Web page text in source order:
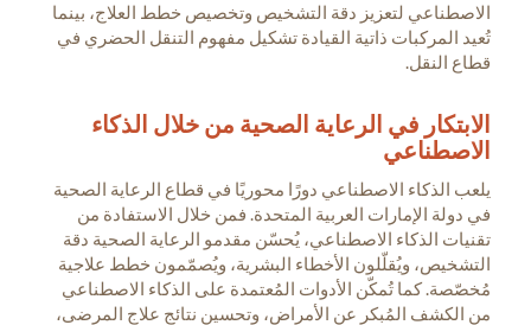
الاصطناعي لتعزيز دقة التشخيص وتخصيص خطط العلاج، بينما
تُعيد المركبات ذاتية القيادة تشكيل مفهوم التنقل الحضري في
قطاع النقل.
الابتكار في الرعاية الصحية من خلال الذكاء
الاصطناعي
يلعب الذكاء الاصطناعي دورًا محوريًا في قطاع الرعاية الصحية
في دولة الإمارات العربية المتحدة. فمن خلال الاستفادة من
تقنيات الذكاء الاصطناعي، يُحسّن مقدمو الرعاية الصحية دقة
التشخيص، ويُقلّلون الأخطاء البشرية، ويُصمّمون خطط علاجية
مُخصّصة. كما تُمكّن الأدوات المُعتمدة على الذكاء الاصطناعي
من الكشف المُبكر عن الأمراض، وتحسين نتائج علاج المرضى،